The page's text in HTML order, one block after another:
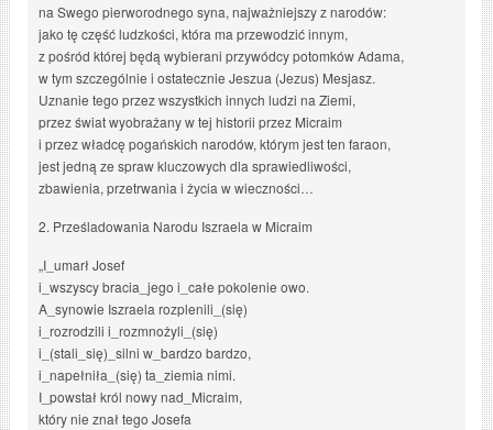
na Swego pierworodnego syna, najważniejszy z narodów:
jako tę część ludzkości, która ma przewodzić innym,
z pośród której będą wybierani przywódcy potomków Adama,
w tym szczególnie i ostatecznie Jeszua (Jezus) Mesjasz.
Uznanie tego przez wszystkich innych ludzi na Ziemi,
przez świat wyobrażany w tej historii przez Micraim
i przez władcę pogańskich narodów, którym jest ten faraon,
jest jedną ze spraw kluczowych dla sprawiedliwości,
zbawienia, przetrwania i życia w wieczności…
2. Prześladowania Narodu Iszraela w Micraim
„I_umarł Josef
i_wszyscy bracia_jego i_całe pokolenie owo.
A_synowie Iszraela rozplenili_(się)
i_rozrodzili i_rozmnożyli_(się)
i_(stali_się)_silni w_bardzo bardzo,
i_napełniła_(się) ta_ziemia nimi.
I_powstał król nowy nad_Micraim,
który nie znał tego Josefa